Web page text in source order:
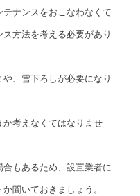
ナンスをおこなわなくて
方法を考える必要があり
、雪下ろしが必要になり
考えなくてはなりませ
もあるため、設置業者に
聞いておきましょう。